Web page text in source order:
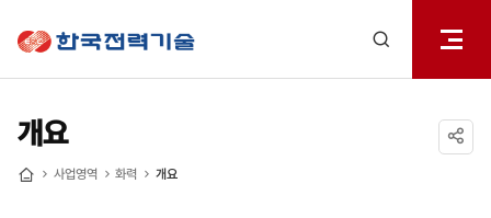
열기
개요
사업영역 화력 개요